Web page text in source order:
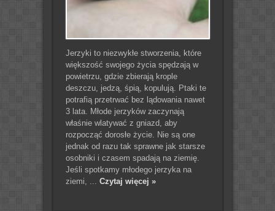
Jerzyki to niezwykłe stworzenia, które
większość swojego życia spędzają w
powietrzu, gdzie zbierają krople
deszczu, jedzą, śpią, kopulują. Ptaki te
potrafią przetrwać bez lądowania nawet
3 lata. Młode jerzyków zaczynają
właśnie wlatywać z gniazd, aby
rozpocząć dorosłe życie. Nie są one
jednak od razu tak sprawne jak starsze
osobniki i czasem spadają na ziemię.
Jeśli spotkamy młodego jerzyka na
ziemi, ... Czytaj więcej »